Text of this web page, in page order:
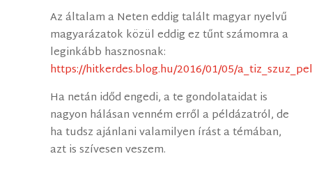
Az általam a Neten eddig talált magyar nyelvű
magyarázatok közül eddig ez tűnt számomra a
leginkább hasznosnak:
https://hitkerdes.blog.hu/2016/01/05/
Ha netán időd engedi, a te gondolataidat is
nagyon hálásan venném erről a példázatról, de
ha tudsz ajánlani valamilyen írást a témában,
azt is szívesen veszem.